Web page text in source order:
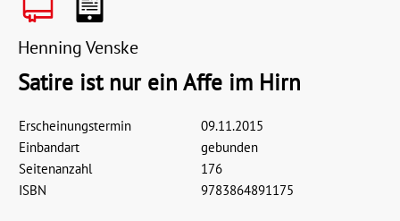
Henning Venske
Satire ist nur ein Affe im Hirn
Erscheinungstermin
09.11.2015
Einbandart
gebunden
Seitenanzahl
176
ISBN
9783864891175